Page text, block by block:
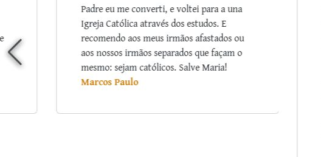
Sua Benção, Padre Ricardo. Agradeço a
Deus a oportunidade de renovação de
minha consagração através desse curso
TÃO MARAVILHOSO. Gostei tanto! Quantas
vezes me emocionei com tanto amor que o
senhor deixava em suas palavras, na forma
continue a abençoar seu ministério e Nossa